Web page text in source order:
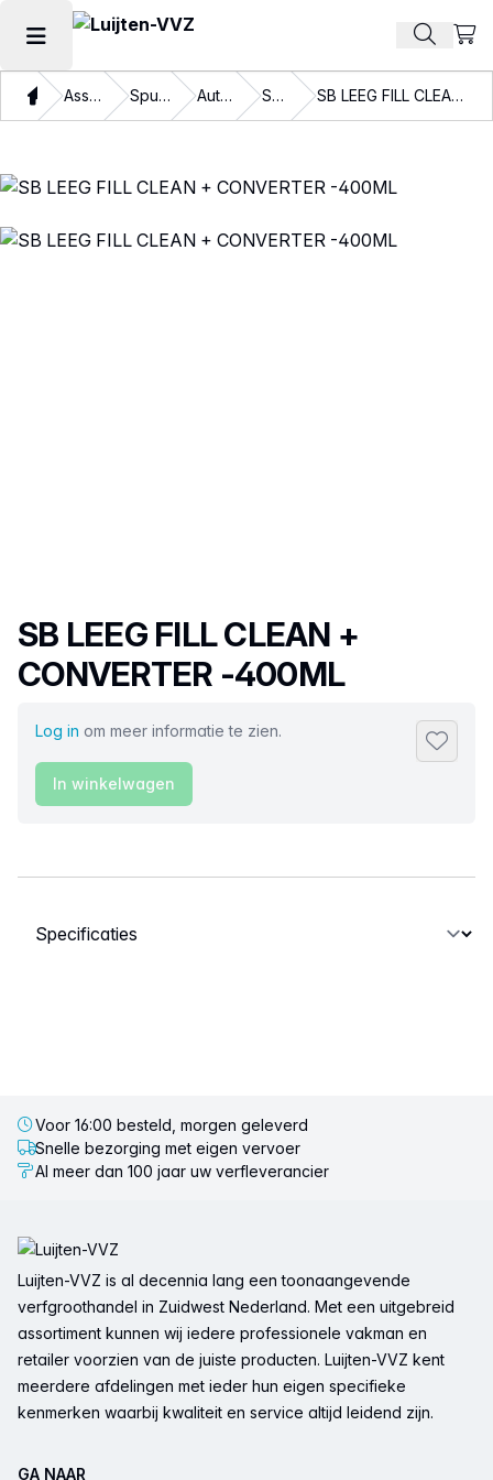
Hoofdmenu openen Zoek
ThuisAssortiment Spuitbussen Automotive Specials SB LEEG FILL CLEAN + CONVERTER -400ML
Productnaam
SB LEEG FILL CLEAN +
CONVERTER -400ML
Log in om meer informatie te zien.
In winkelwagen
Selecteer een tabblad
Voor 16:00 besteld, morgen geleverd
Snelle bezorging met eigen vervoer
Al meer dan 100 jaar uw verfleverancier
Luijten-VVZ is al decennia lang een toonaangevende
verfgroothandel in Zuidwest Nederland. Met een uitgebreid
assortiment kunnen wij iedere professionele vakman en
retailer voorzien van de juiste producten. Luijten-VVZ kent
meerdere afdelingen met ieder hun eigen specifieke
kenmerken waarbij kwaliteit en service altijd leidend zijn.
GA NAAR